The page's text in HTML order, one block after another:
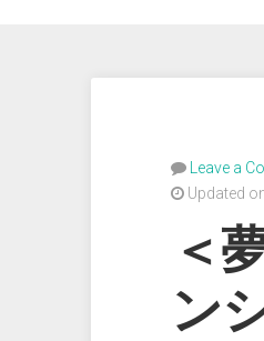
Leave a
Updated
＜
ン